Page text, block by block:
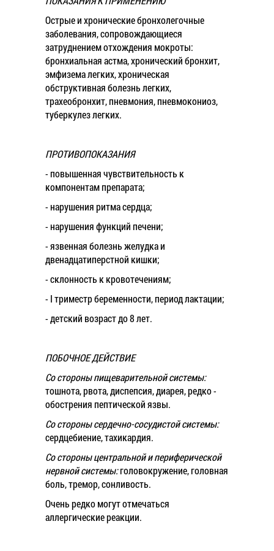
Острые и хронические бронхолегочные
заболевания, сопровождающиеся
затруднением отхождения мокроты:
бронхиальная астма, хронический бронхит,
эмфизема легких, хроническая
обструктивная болезнь легких,
трахеобронхит, пневмония, пневмокониоз,
туберкулез легких.
ПРОТИВОПОКАЗАНИЯ
- повышенная чувствительность к
компонентам препарата;
- нарушения ритма сердца;
- нарушения функций печени;
- язвенная болезнь желудка и
двенадцатиперстной кишки;
- склонность к кровотечениям;
- I триместр беременности, период лактации;
- детский возраст до 8 лет.
ПОБОЧНОЕ ДЕЙСТВИЕ
Со стороны пищеварительной системы:
тошнота, рвота, диспепсия, диарея, редко -
обострения пептической язвы.
Со стороны сердечно-сосудистой системы:
сердцебиение, тахикардия.
Со стороны центральной и периферической
нервной системы:головокружение, головная
боль, тремор, сонливость.
Очень редко могут отмечаться
аллергические реакции.